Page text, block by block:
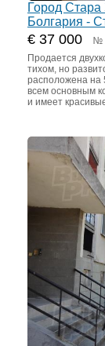
Город Стара
Болгария -
€ 37 000 №
Продается
тихом, но
расположена на
всем основным
и имеет